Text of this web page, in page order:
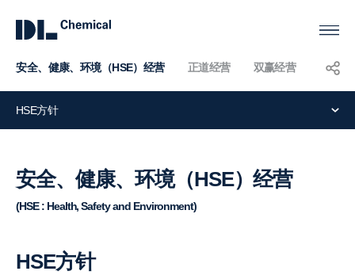
KOR ENG CHN
安全、健康、环境（HSE）经营 正道经营 双赢经营
HSE方针
全、
健
康、
境
安全、健康、环境（HSE）经营
(HSE : Health, Safety and Environment)
HSE方针